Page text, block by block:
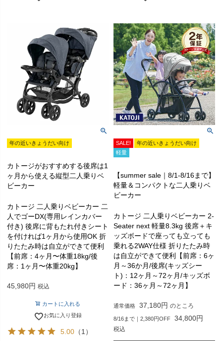
年の近いきょうだい向け
カトージがおすすめする後席は1
ヶ月から使える縦型二人乗りベ
ビーカー
カトージ 二人乗りベビーカー 二
人でゴーDX(専用レインカバー
付き) 後席に背もたれ付きシート
を付ければ1ヶ月から使用OK 折
りたたみ時は自立ができて便利
【前席：4ヶ月〜体重18kg/後
席：1ヶ月〜体重20kg】
45,980 税込
カートに入れる
お気に入り登録
5.00（1）
SALE!
年の近いきょうだい向け
軽量
【summer sale｜8/1-8/16まで】
軽量＆コンパクトな二人乗りベ
ビーカー
カトージ 二人乗りベビーカー 2-
Seater next 軽量8.3kg 後席＋キ
ッズボードで座っても立っても
乗れる2WAY仕様 折りたたみ時
は自立ができて便利【前席：6ヶ
月～36か月/後席(キッズシー
ト)：12ヶ月～72ヶ月/キッズボ
ード：36ヶ月～72ヶ月】
通常価格 37,180 のところ
8/16まで｜2,380円OFF 34,800
税込